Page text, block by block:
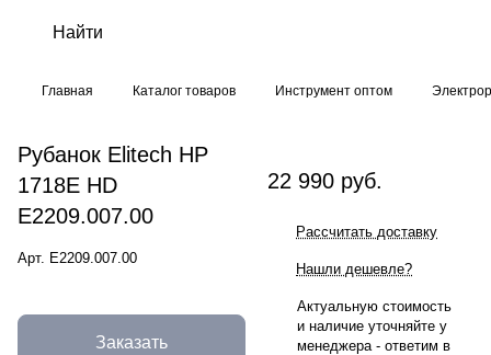
Главная Каталог товаров Инструмент оптом
Рубанок Elitech HP
1718E HD
E2209.007.00
Арт. E2209.007.00
Заказать
22 990 руб.
Рассчитать доставку
Нашли дешевле?
Актуальную стоимость
и наличие уточняйте у
менеджера - ответим в